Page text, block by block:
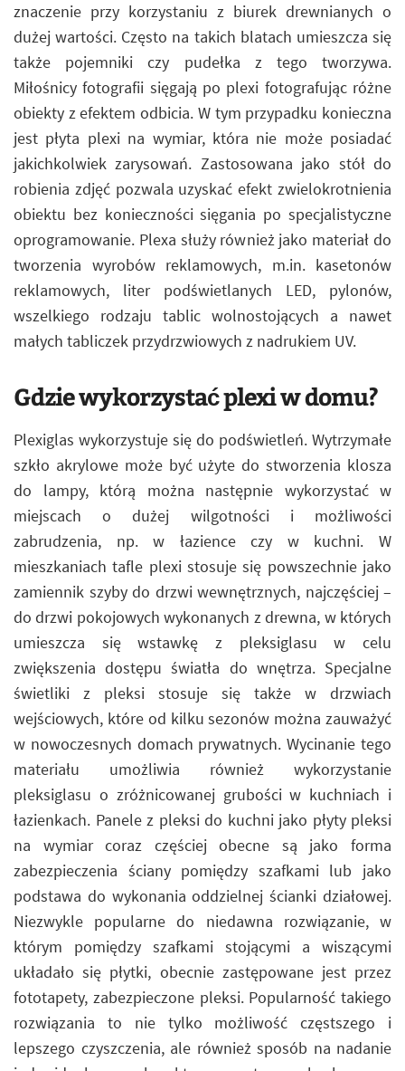
znaczenie przy korzystaniu z biurek drewnianych o
dużej wartości. Często na takich blatach umieszcza się
także pojemniki czy pudełka z tego tworzywa.
Miłośnicy fotografii sięgają po plexi fotografując różne
obiekty z efektem odbicia. W tym przypadku konieczna
jest płyta plexi na wymiar, która nie może posiadać
jakichkolwiek zarysowań. Zastosowana jako stół do
robienia zdjęć pozwala uzyskać efekt zwielokrotnienia
obiektu bez konieczności sięgania po specjalistyczne
oprogramowanie. Plexa służy również jako materiał do
tworzenia wyrobów reklamowych, m.in. kasetonów
reklamowych, liter podświetlanych LED, pylonów,
wszelkiego rodzaju tablic wolnostojących a nawet
małych tabliczek przydrzwiowych z nadrukiem UV.
Gdzie wykorzystać plexi w domu?
Plexiglas wykorzystuje się do podświetleń. Wytrzymałe
szkło akrylowe może być użyte do stworzenia klosza
do lampy, którą można następnie wykorzystać w
miejscach o dużej wilgotności i możliwości
zabrudzenia, np. w łazience czy w kuchni. W
mieszkaniach tafle plexi stosuje się powszechnie jako
zamiennik szyby do drzwi wewnętrznych, najczęściej –
do drzwi pokojowych wykonanych z drewna, w których
umieszcza się wstawkę z pleksiglasu w celu
zwiększenia dostępu światła do wnętrza. Specjalne
świetliki z pleksi stosuje się także w drzwiach
wejściowych, które od kilku sezonów można zauważyć
w nowoczesnych domach prywatnych. Wycinanie tego
materiału umożliwia również wykorzystanie
pleksiglasu o zróżnicowanej grubości w kuchniach i
łazienkach. Panele z pleksi do kuchni jako płyty pleksi
na wymiar coraz częściej obecne są jako forma
zabezpieczenia ściany pomiędzy szafkami lub jako
podstawa do wykonania oddzielnej ścianki działowej.
Niezwykle popularne do niedawna rozwiązanie, w
którym pomiędzy szafkami stojącymi a wiszącymi
układało się płytki, obecnie zastępowane jest przez
fototapety, zabezpieczone pleksi. Popularność takiego
rozwiązania to nie tylko możliwość częstszego i
lepszego czyszczenia, ale również sposób na nadanie